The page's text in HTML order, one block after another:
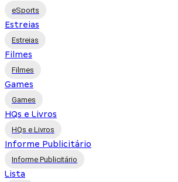
eSports
Estreias
Estreias
Filmes
Filmes
Games
Games
HQs e Livros
HQs e Livros
Informe Publicitário
Informe Publicitário
Lista